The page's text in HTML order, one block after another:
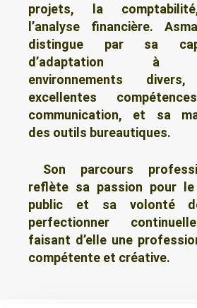
projets, la
l’analyse financière.
distingue par sa
d’adaptation à
environnements
excellentes
communication, et sa
des outils bureautiques.
Son parcours
reflète sa passion pour
public et sa volonté
perfectionner
faisant d’elle une
compétente et créative.